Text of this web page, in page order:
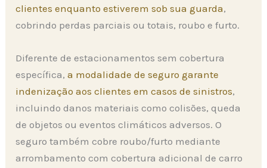
clientes enquanto estiverem sob sua guarda,
cobrindo perdas parciais ou totais, roubo e furto.
Diferente de estacionamentos sem cobertura
específica,a modalidade de seguro garante
indenização aos clientes em casos de sinistros,
incluindo danos materiais como colisões, queda
de objetos ou eventos climáticos adversos. O
seguro também cobre roubo/furto mediante
arrombamento com cobertura adicional de carro